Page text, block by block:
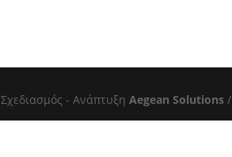
Σχεδιασμός - ΑνάπτυξηAegean Solutions /